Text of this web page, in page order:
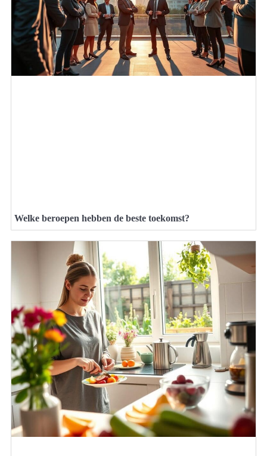
Welke beroepen hebben de beste toekomst?